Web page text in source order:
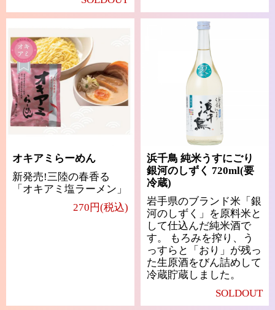
オキアミらーめん
新発売!三陸の春香る
「オキアミ塩ラーメン」
270円(税込)
浜千鳥 純米うすにごり
銀河のしずく 720ml(要
冷蔵)
岩手県のブランド米「銀
河のしずく」を原料米と
して仕込んだ純米酒で
す。 もろみを搾り、う
っすらと「おり」が残っ
た生原酒をびん詰めして
冷蔵貯蔵しました。
SOLDOUT